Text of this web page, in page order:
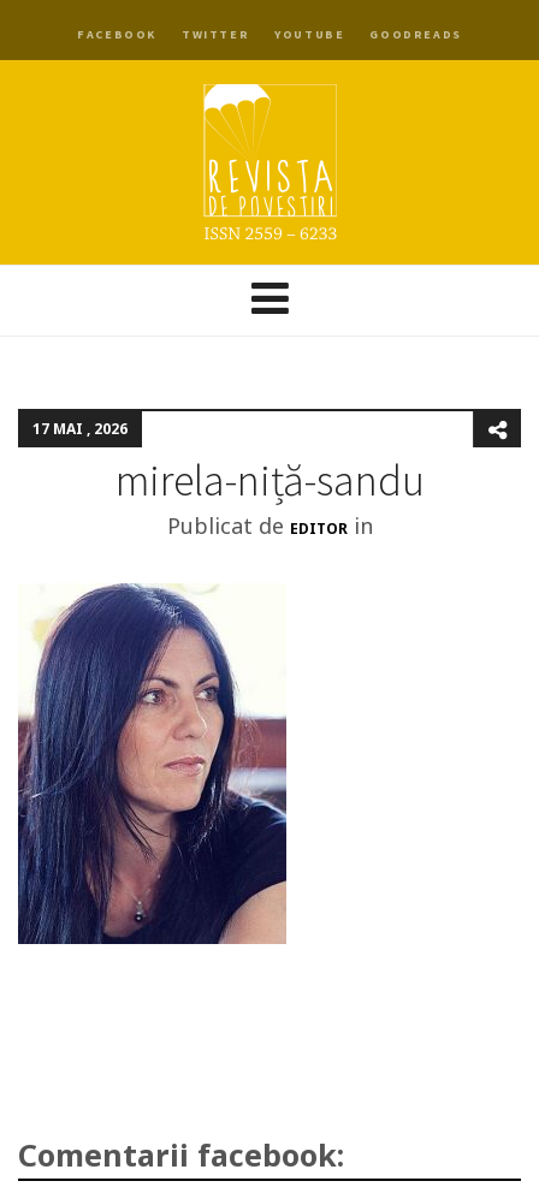
FACEBOOK TWITTER YOUTUBE GOODREADS
17 MAI , 2026
mirela-niță-sandu
Publicat de EDITOR in
Comentarii facebook: